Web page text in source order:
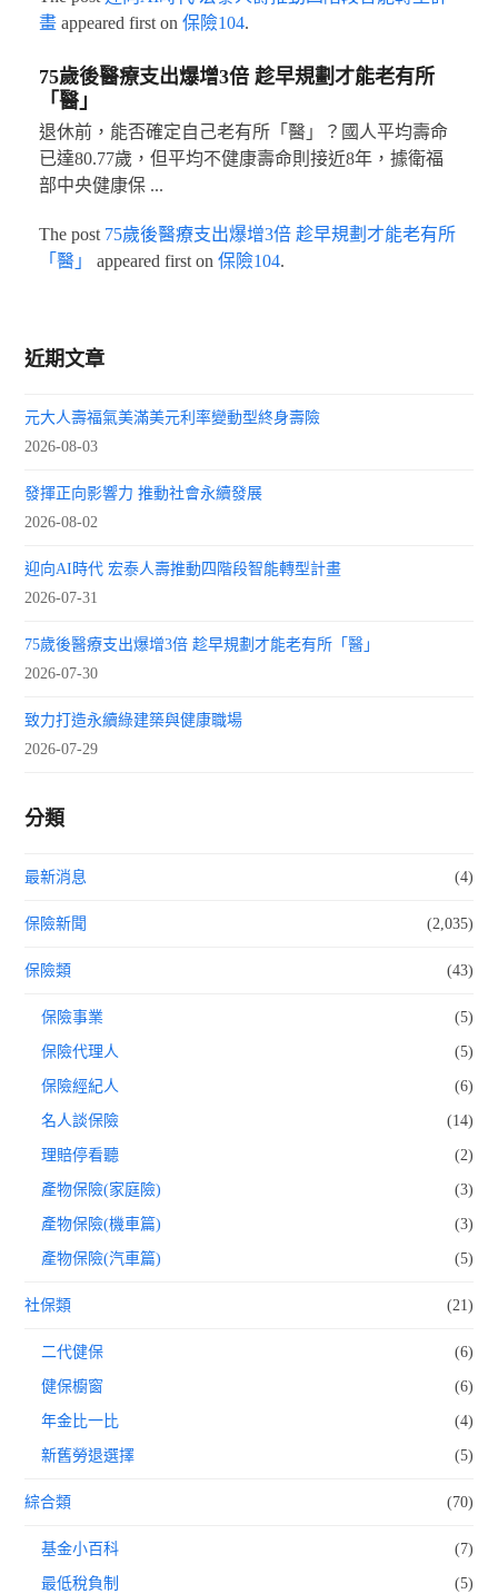
畫appeared first on 保險104.
75歲後醫療支出爆增3倍 趁早規劃才能老有所
「醫」
退休前，能否確定自己老有所「醫」？國人平均壽命
已達80.77歲，但平均不健康壽命則接近8年，據衛福
部中央健康保 ...
The post 75歲後醫療支出爆增3倍 趁早規劃才能老有所
「醫」
appeared first on 保險104.
近期文章
元大人壽福氣美滿美元利率變動型終身壽險
2026-08-03
發揮正向影響力 推動社會永續發展
2026-08-02
迎向AI時代 宏泰人壽推動四階段智能轉型計畫
2026-07-31
75歲後醫療支出爆增3倍 趁早規劃才能老有所「醫」
2026-07-30
致力打造永續綠建築與健康職場
2026-07-29
分類
最新消息 (4)
保險新聞 (2,035)
保險類 (43)
保險事業 (5)
保險代理人 (5)
保險經紀人 (6)
名人談保險 (14)
理賠停看聽 (2)
產物保險(家庭險) (3)
產物保險(機車篇) (3)
產物保險(汽車篇) (5)
社保類 (21)
二代健保 (6)
健保櫥窗 (6)
年金比一比 (4)
新舊勞退選擇 (5)
綜合類 (70)
基金小百科 (7)
最低稅負制 (5)